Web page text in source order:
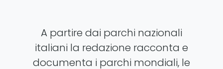
A partire dai parchi nazionali
italiani la redazione racconta e
documenta i parchi mondiali, le